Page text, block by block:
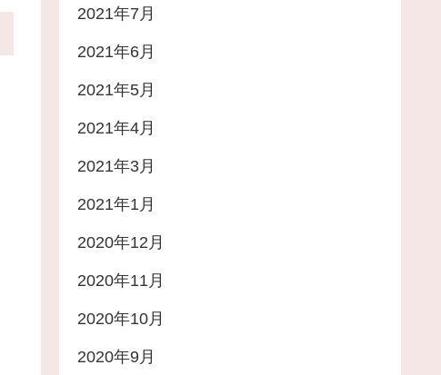
2021年7月
2021年6月
2021年5月
2021年4月
2021年3月
2021年1月
2020年12月
2020年11月
2020年10月
2020年9月